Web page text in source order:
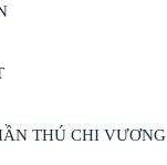
THÚ CHI VƯƠNG